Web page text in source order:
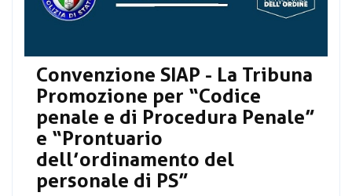
Convenzione SIAP - La Tribuna
Promozione per “Codice
penale e di Procedura Penale”
e “Prontuario
dell’ordinamento del
personale di PS”